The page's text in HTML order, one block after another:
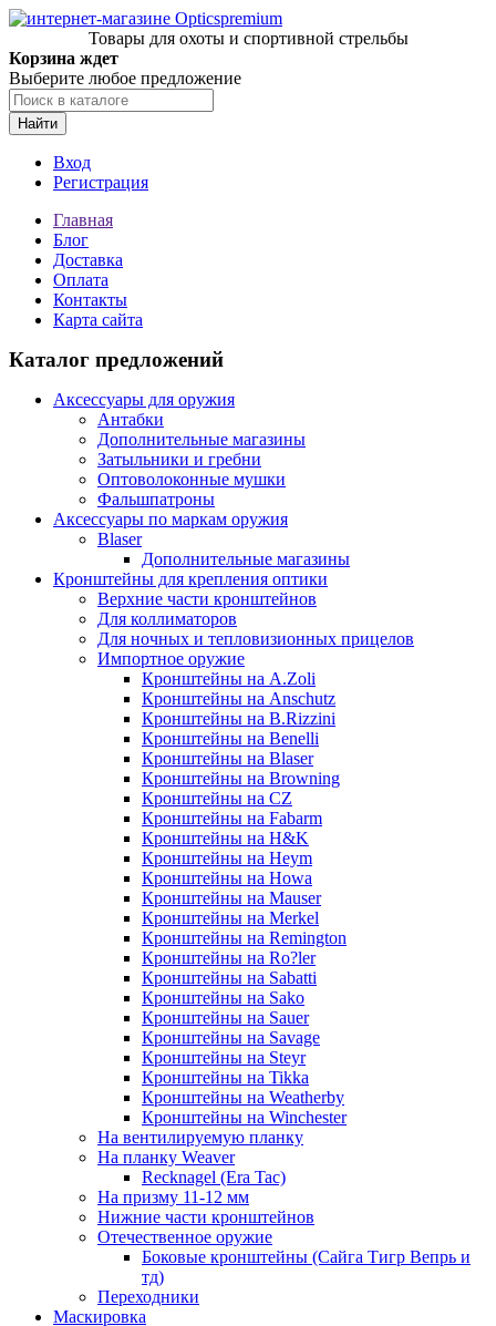
Товары для охоты и спортивной стрельбы
Корзина ждет
Выберите любое предложение
Найти
Вход
Регистрация
Главная
Блог
Доставка
Оплата
Контакты
Карта сайта
Каталог предложений
Аксессуары для оружия
Антабки
Дополнительные магазины
Затыльники и гребни
Оптоволоконные мушки
Фальшпатроны
Аксессуары по маркам оружия
Blaser
Дополнительные магазины
Кронштейны для крепления оптики
Верхние части кронштейнов
Для коллиматоров
Для ночных и тепловизионных прицелов
Импортное оружие
Кронштейны на A.Zoli
Кронштейны на Anschutz
Кронштейны на B.Rizzini
Кронштейны на Benelli
Кронштейны на Blaser
Кронштейны на Browning
Кронштейны на CZ
Кронштейны на Fabarm
Кронштейны на H&K
Кронштейны на Heym
Кронштейны на Howa
Кронштейны на Mauser
Кронштейны на Merkel
Кронштейны на Remington
Кронштейны на Ro?ler
Кронштейны на Sabatti
Кронштейны на Sako
Кронштейны на Sauer
Кронштейны на Savage
Кронштейны на Steyr
Кронштейны на Tikka
Кронштейны на Weatherby
Кронштейны на Winchester
На вентилируемую планку
На планку Weaver
Recknagel (Era Tac)
На призму 11-12 мм
Нижние части кронштейнов
Отечественное оружие
Боковые кронштейны (Сайга Тигр Вепрь и
тд)
Переходники
Маскировка